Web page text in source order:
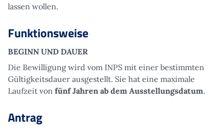
lassen wollen.
Funktionsweise
BEGINN UND DAUER
Die Bewilligung wird vom INPS mit einer bestimmten
Gültigkeitsdauer ausgestellt. Sie hat eine maximale
Laufzeit von fünf Jahren ab dem Ausstellungsdatum.
Antrag